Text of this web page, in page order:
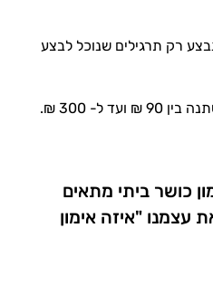
רק תרגילים שנוכל לבצע
ל- 300 ₪.
כושר ביתי מתאים
עצמנו "איזה אימון
מאגרי מידע קליניים
תוצאות גם בחיי היום
עבורך המלצות